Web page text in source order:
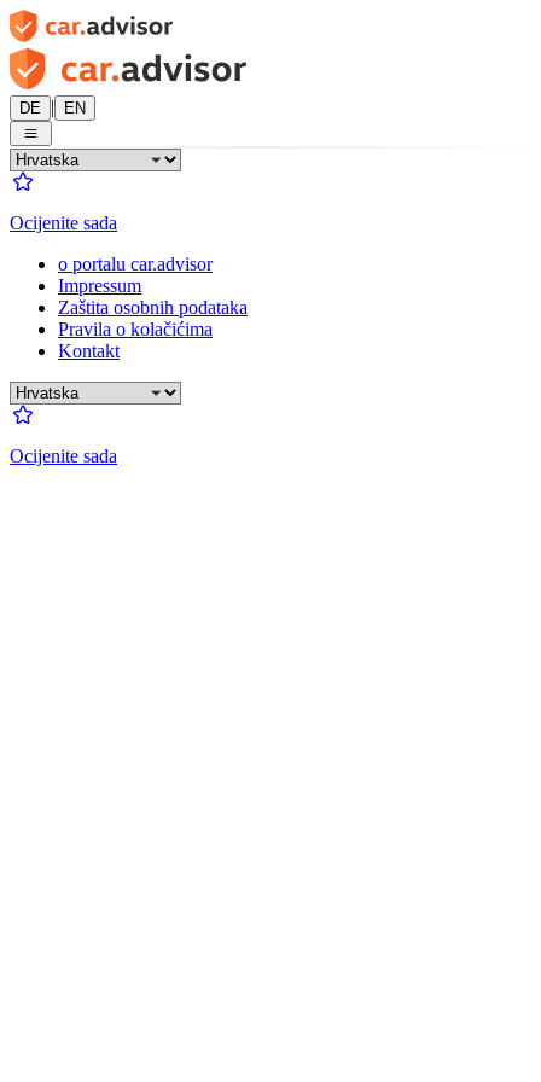
DE | EN
Ocijenite sada
o portalu car.advisor
Impressum
Zaštita osobnih podataka
Pravila o kolačićima
Kontakt
Ocijenite sada